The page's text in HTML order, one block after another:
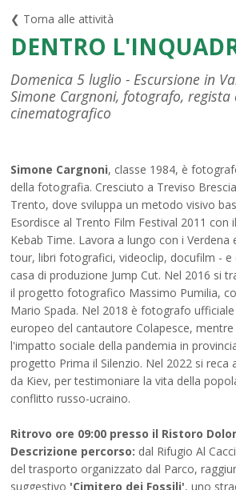
❮ Torna alle attività
DENTRO
Domenica 5 luglio - Escursione in
Simone Cargnoni, fotografo,
cinematografico
Simone Cargnoni, classe 1984, è
della fotografia. Cresciuto a Treviso
Trento, dove sviluppa un metodo visivo
Esordisce al Trento Film Festival 2011 con
Kebab Time. Lavora a lungo con i Verdena
tour, libri fotografici, videoclip, docufilm - e
casa di produzione Jump Cut. Nel 2016 si
il progetto fotografico Massimo Pumilia,
Mario Spada. Nel 2018 è fotografo
europeo del cantautore Colapesce,
l'impatto sociale della pandemia in
progetto Prima il Silenzio. Nel 2022 si reca
da Kiev, per testimoniare la vita della
conflitto russo-ucraino.
Ritrovo ore 09:00 presso il Ristoro
Descrizione percorso: dal Rifugio Al
del trasporto organizzato dal Parco,
suggestivo 'Cimitero dei Fossili', uno